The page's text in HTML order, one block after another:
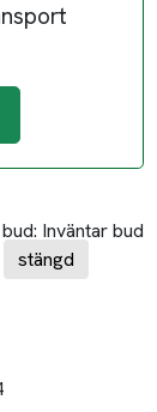
Inväntar bud
stängd